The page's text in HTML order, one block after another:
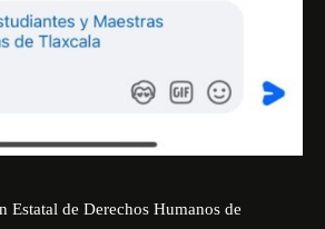
Estatal de Derechos Humanos de